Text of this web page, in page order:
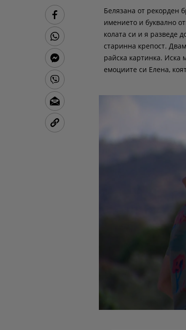
Белязана от рекорден
имението и буквално
колата си и я разведе
старинна крепост.
райска картинка. Иска
емоциите си Елена,